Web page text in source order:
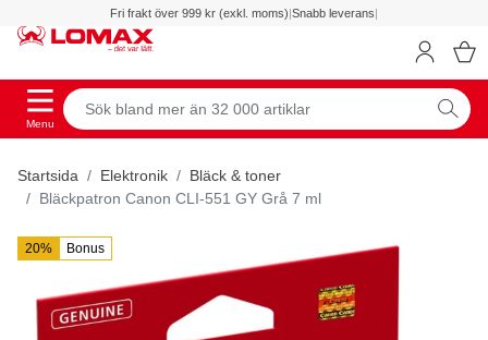
Fri frakt över 999 kr (exkl. moms)|Snabb leverans|
Menu
Startsida Elektronik
Bläck & toner
Bläckpatron Canon CLI-551 GY Grå 7 ml
20% Bonus